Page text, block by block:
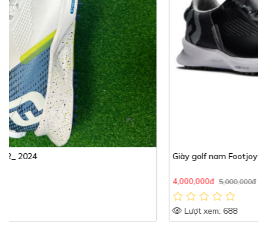
Giày golf nam Footjoy FJ Fuel BOA 55449 Black